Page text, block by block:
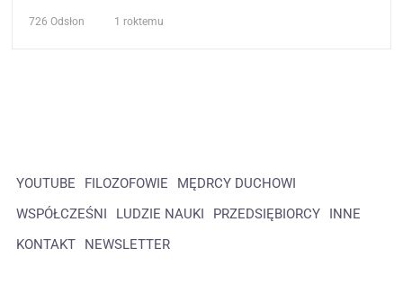
726 Odsłon 1 roktemu
YOUTUBE FILOZOFOWIE
MĘDRCY DUCHOWI
WSPÓŁCZEŚNI
LUDZIE NAUKI PRZEDSIĘBIORCY
INNE
KONTAKT
NEWSLETTER